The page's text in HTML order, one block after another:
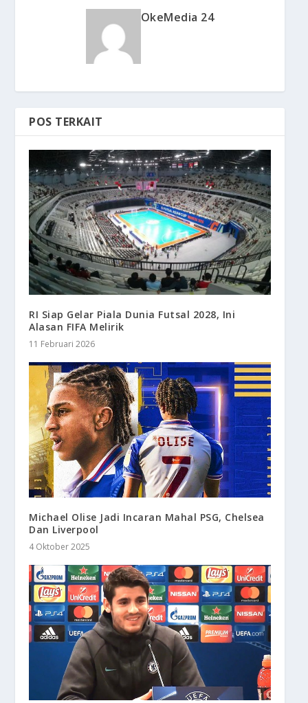
OkeMedia 24
POS TERKAIT
RI Siap Gelar Piala Dunia Futsal 2028, Ini
Alasan FIFA Melirik
11 Februari 2026
Michael Olise Jadi Incaran Mahal PSG, Chelsea
Dan Liverpool
4 Oktober 2025